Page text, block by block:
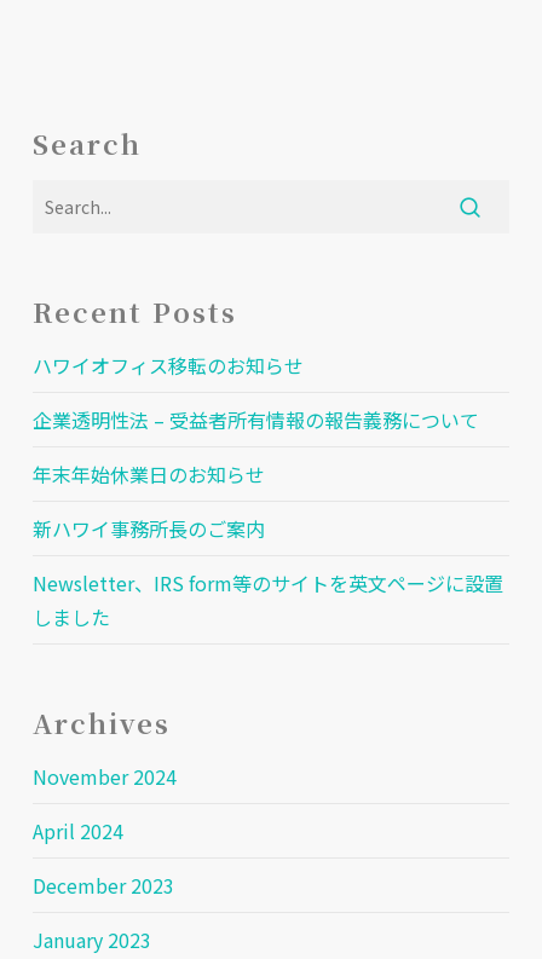
Search
Recent Posts
ハワイオフィス移転のお知らせ
企業透明性法 – 受益者所有情報の報告義務について
年末年始休業日のお知らせ
新ハワイ事務所長のご案内
Newsletter、IRS form等のサイトを英文ページに設置
しました
Archives
November 2024
April 2024
December 2023
January 2023